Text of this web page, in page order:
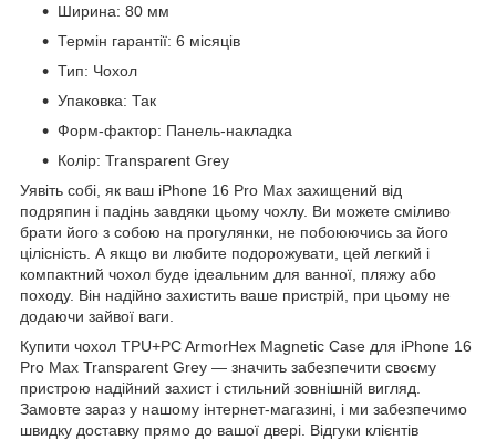
Ширина: 80 мм
Термін гарантії: 6 місяців
Тип: Чохол
Упаковка: Так
Форм-фактор: Панель-накладка
Колір: Transparent Grey
Уявіть собі, як ваш iPhone 16 Pro Max захищений від
подряпин і падінь завдяки цьому чохлу. Ви можете сміливо
брати його з собою на прогулянки, не побоюючись за його
цілісність. А якщо ви любите подорожувати, цей легкий і
компактний чохол буде ідеальним для ванної, пляжу або
походу. Він надійно захистить ваше пристрій, при цьому не
додаючи зайвої ваги.
Купити чохол TPU+PC ArmorHex Magnetic Case для iPhone 16
Pro Max Transparent Grey — значить забезпечити своєму
пристрою надійний захист і стильний зовнішній вигляд.
Замовте зараз у нашому інтернет-магазині, і ми забезпечимо
швидку доставку прямо до вашої двері. Відгуки клієнтів